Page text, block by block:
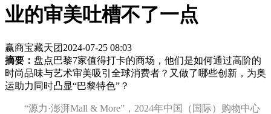
业的审美吐槽不了一点
赢商宝藏天团 2024-07-25 08:03
摘要： 盘点巴黎7家值得打卡的商场，他们是如何通过高阶的
时尚品味与艺术审美吸引全球消费者？又做了哪些创新，为奥
运助力同时凸显“巴黎特色”？
​“源力·澎湃Mall & More”，2024年中国（国际）购物中心